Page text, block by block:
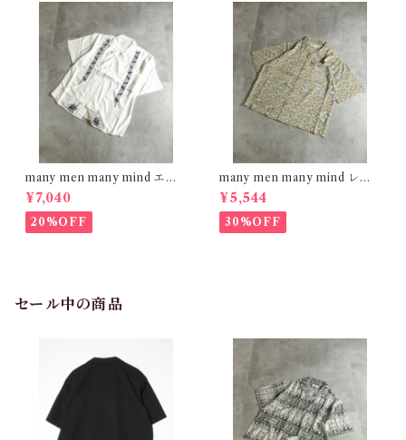
many men many mind エン
ブロイダリー レーヨンシャツ
オフホワイト M2615090
¥7,040
20%OFF
many men many mind レー
ヨン 総柄シャツ 花柄 イエロー
M2615061
¥5,544
30%OFF
セール中の商品